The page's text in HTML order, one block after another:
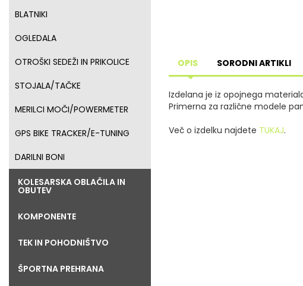
BLATNIKI
OGLEDALA
OTROŠKI SEDEŽI IN PRIKOLICE
STOJALA/TAČKE
MERILCI MOČI/POWERMETER
GPS BIKE TRACKER/E-TUNING
DARILNI BONI
KOLESARSKA OBLAČILA IN
OBUTEV
KOMPONENTE
TEK IN POHODNIŠTVO
ŠPORTNA PREHRANA
OPIS SORODNI ARTIKLI
Izdelana je iz opojnega
Primerna za različne modele
Več o izdelku najdete TUKAJ.